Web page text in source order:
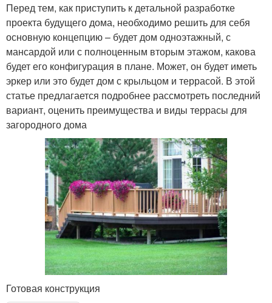
Перед тем, как приступить к детальной разработке
проекта будущего дома, необходимо решить для себя
основную концепцию – будет дом одноэтажный, с
мансардой или с полноценным вторым этажом, какова
будет его конфигурация в плане. Может, он будет иметь
эркер или это будет дом с крыльцом и террасой. В этой
статье предлагается подробнее рассмотреть последний
вариант, оценить преимущества и виды террасы для
загородного дома
Готовая конструкция